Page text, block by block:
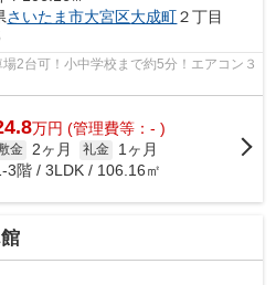
さいたま市大宮区大成町２丁目
2台可！小中学校まで約5分！エアコン３
万円 (管理費等：- )
金 2ヶ月 礼金
1ヶ月
3階 / 3LDK / 106.16㎡